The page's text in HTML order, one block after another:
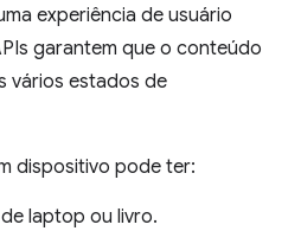
experiência de usuário
garantem que o conteúdo
vários estados de
dispositivo pode ter:
laptop ou livro.